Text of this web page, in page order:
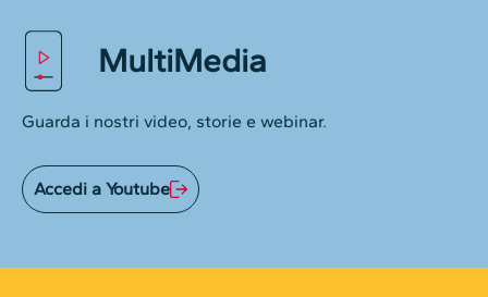
MultiMedia
Guarda i nostri video, storie e webinar.
Accedi a Youtube